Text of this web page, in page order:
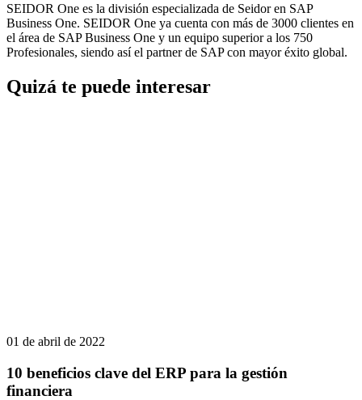
SEIDOR One es la división especializada de Seidor en SAP
Business One. SEIDOR One ya cuenta con más de 3000 clientes en
el área de SAP Business One y un equipo superior a los 750
Profesionales, siendo así el partner de SAP con mayor éxito global.
Quizá te puede interesar
01 de abril de 2022
10 beneficios clave del ERP para la gestión
financiera